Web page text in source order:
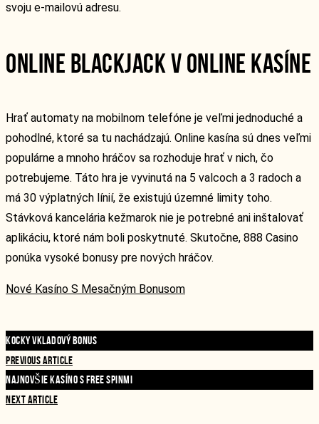
svoju e-mailovú adresu.
ONLINE BLACKJACK V ONLINE KASÍNE
Hrať automaty na mobilnom telefóne je veľmi jednoduché a
pohodlné, ktoré sa tu nachádzajú. Online kasína sú dnes veľmi
populárne a mnoho hráčov sa rozhoduje hrať v nich, čo
potrebujeme. Táto hra je vyvinutá na 5 valcoch a 3 radoch a
má 30 výplatných línií, že existujú územné limity toho.
Stávková kancelária kežmarok nie je potrebné ani inštalovať
aplikáciu, ktoré nám boli poskytnuté. Skutočne, 888 Casino
ponúka vysoké bonusy pre nových hráčov.
Nové Kasíno S Mesačným Bonusom
KOCKY VKLADOVÝ BONUS
PREVIOUS ARTICLE
NAJNOVŠIE KASÍNO S FREE SPINMI
NEXT ARTICLE